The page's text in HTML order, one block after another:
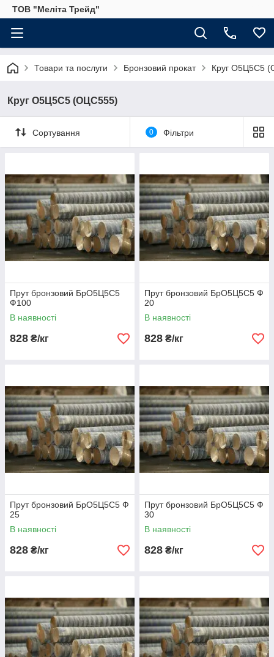
ТОВ "Меліта Трейд"
Товари та послуги Бронзовий прокат Круг О5Ц5С5
Круг О5Ц5С5 (ОЦС555)
Сортування 0 Фільтри
Прут бронзовий БрО5Ц5С5
Ф100
В наявності
828 ₴/кг
Прут бронзовий БрО5Ц5С5 Ф
20
В наявності
828 ₴/кг
Прут бронзовий БрО5Ц5С5 Ф
25
В наявності
828 ₴/кг
Прут бронзовий БрО5Ц5С5 Ф
30
В наявності
828 ₴/кг